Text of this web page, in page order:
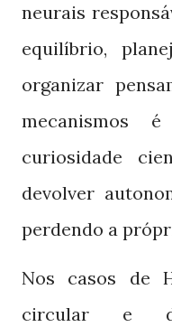
neurais
equilíbrio,
organizar
mecanismos
curiosidade
devolver
perdendo a
Nos casos de
circular e